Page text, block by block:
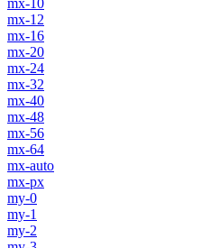
mx-12
mx-16
mx-20
mx-24
mx-32
mx-40
mx-48
mx-56
mx-64
mx-auto
mx-px
my-0
my-1
my-2